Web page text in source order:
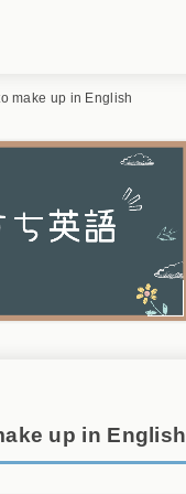
make up in English
up in English